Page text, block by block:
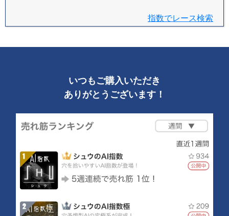
指数でレース検索
いつもご購入いただき
ありがとうございます！